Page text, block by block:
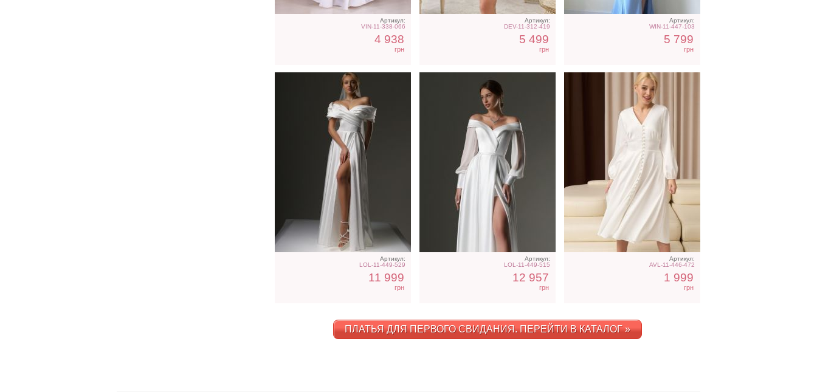
Артикул:
VIN-11-338-066
4 938
грн
Артикул:
DEV-11-312-419
5 499
грн
Артикул:
WIN-11-447-103
5 799
грн
Артикул:
LOL-11-449-529
11 999
грн
Артикул:
LOL-11-449-515
12 957
грн
Артикул:
AVL-11-446-472
1 999
грн
ПЛАТЬЯ ДЛЯ ПЕРВОГО СВИДАНИЯ. ПЕРЕЙТИ В КАТАЛОГ »